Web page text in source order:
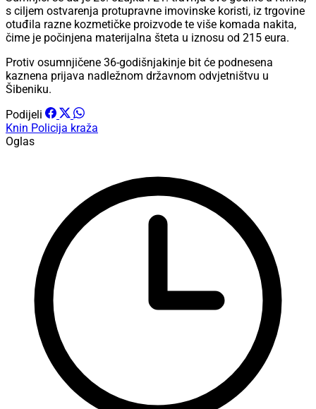
s ciljem ostvarenja protupravne imovinske koristi, iz trgovine
otuđila razne kozmetičke proizvode te više komada nakita,
čime je počinjena materijalna šteta u iznosu od 215 eura.
Protiv osumnjičene 36-godišnjakinje bit će podnesena
kaznena prijava nadležnom državnom odvjetništvu u
Šibeniku.
Podijeli
Knin Policija kraža
Oglas